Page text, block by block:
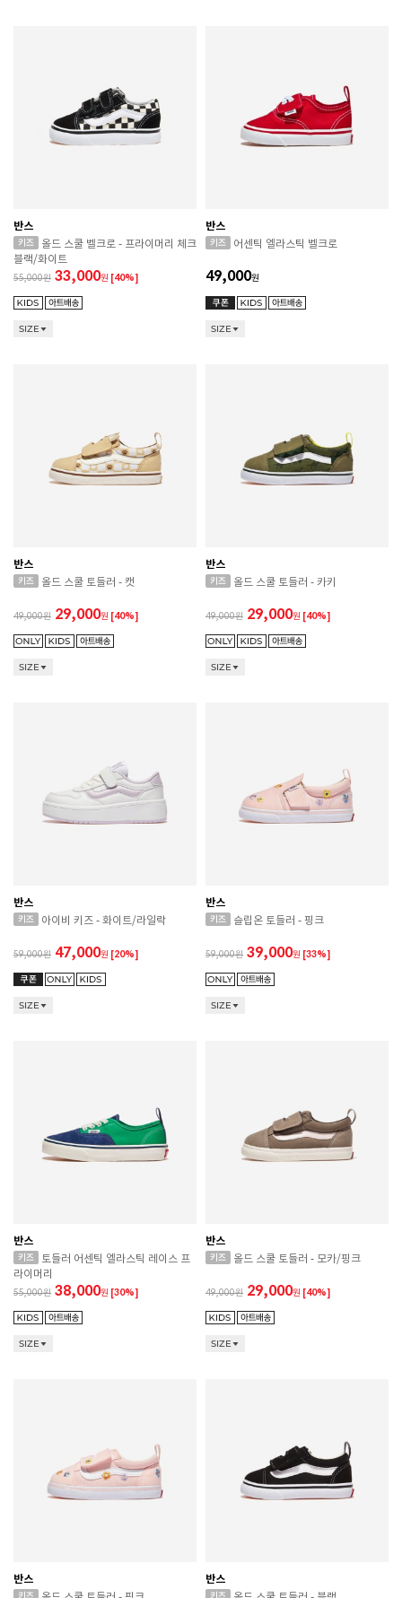
반스
올드 스쿨 벨크로 - 프라이머리 체크
블랙/화이트
55,000 33,000원 [40%]
SIZE
반스
어센틱 엘라스틱 벨크로
49,000원
SIZE
반스
올드 스쿨 토들러 - 캣
49,000 29,000원 [40%]
SIZE
반스
올드 스쿨 토들러 - 카키
49,000 29,000원 [40%]
SIZE
반스
아이비 키즈 - 화이트/라일락
59,000 47,000원 [20%]
SIZE
반스
슬립온 토들러 - 핑크
59,000 39,000원 [33%]
SIZE
반스
토들러 어센틱 엘라스틱 레이스 프
라이머리
55,000 38,000원 [30%]
SIZE
반스
올드 스쿨 토들러 - 모카/핑크
49,000 29,000원 [40%]
SIZE
반스
반스